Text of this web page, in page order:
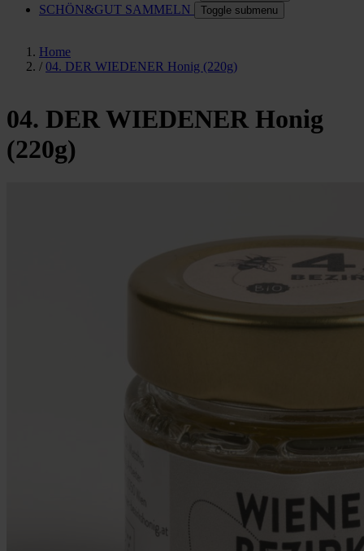
SCHÖN&GUT SAMMELN Toggle submenu
Home
/ 04. DER WIEDENER Honig (220g)
04. DER WIEDENER Honig
(220g)